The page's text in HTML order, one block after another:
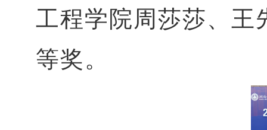
工程学院周莎莎、王
等奖。